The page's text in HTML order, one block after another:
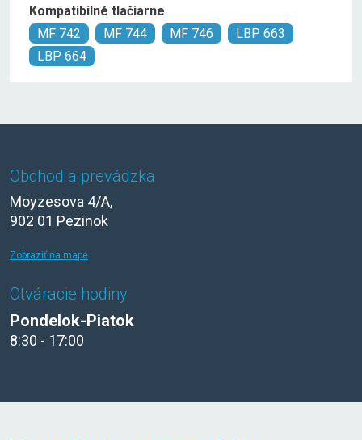
Kompatibilné tlačiarne
MF 742
MF 744 MF 746
LBP 663
LBP 664
Obchod a prevádzka
Moyzesova 4/A,
902 01 Pezinok
Zobraziť na mape
Otváracie hodiny
Pondelok-Piatok
8:30 - 17:00